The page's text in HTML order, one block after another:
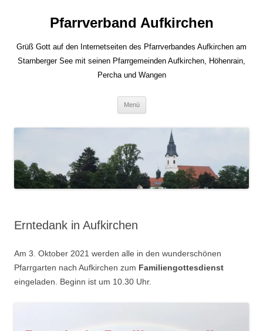
Pfarrverband Aufkirchen
Grüß Gott auf den Internetseiten des Pfarrverbandes Aufkirchen am
Starnberger See mit seinen Pfarrgemeinden Aufkirchen, Höhenrain,
Percha und Wangen
Menü
Erntedank in Aufkirchen
Am 3. Oktober 2021 werden alle in den wunderschönen
Pfarrgarten nach Aufkirchen zum Familiengottesdienst
eingeladen. Beginn ist um 10.30 Uhr.